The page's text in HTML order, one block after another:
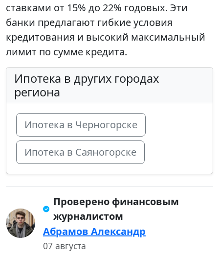
ставками от 15% до 22% годовых. Эти
банки предлагают гибкие условия
кредитования и высокий максимальный
лимит по сумме кредита.
Ипотека в других городах
региона
Ипотека в Черногорске
Ипотека в Саяногорске
Проверено финансовым
журналистом
Абрамов Александр
07 августа